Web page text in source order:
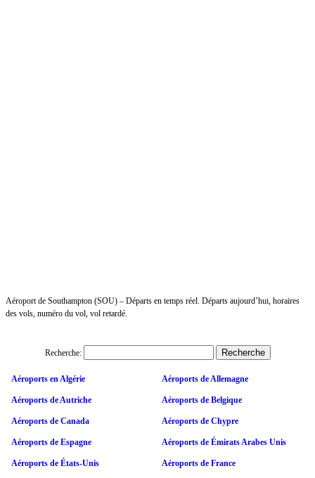
Aéroport de Southampton (SOU) – Départs en temps réel. Départs aujourd’hui, horaires
des vols, numéro du vol, vol retardé.
Recherche:
Aéroports en Algérie Aéroports de Allemagne
Aéroports de Autriche Aéroports de Belgique
Aéroports de Canada Aéroports de Chypre
Aéroports de Espagne Aéroports de Émirats Arabes Unis
Aéroports de États-Unis Aéroports de France